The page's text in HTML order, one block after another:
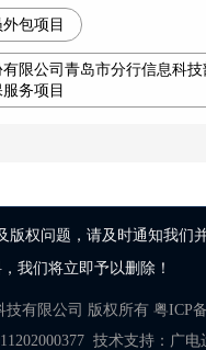
包项目
限公司青岛市分行信息科
务项目
版权问题，请及时通知我们
我们将立即予以删除！
有限公司 版权所有 粤ICP
技术支持： 广电